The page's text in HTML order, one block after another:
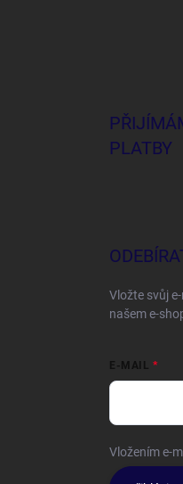
PLATBY
Vložte svůj
našem e-
E-MAIL
Vložením e-